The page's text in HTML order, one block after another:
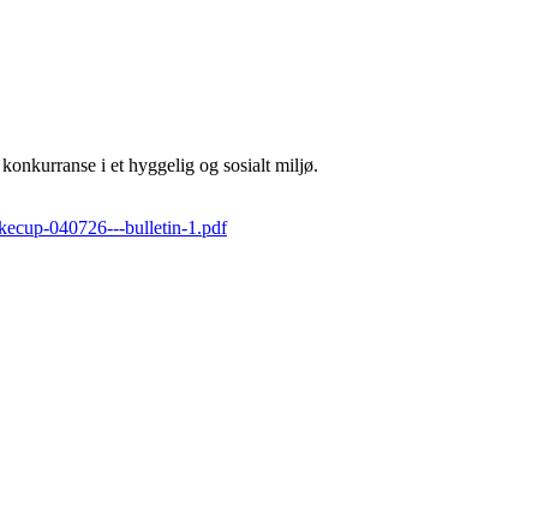
i et hyggelig og sosialt miljø.
040726---bulletin-1.pdf